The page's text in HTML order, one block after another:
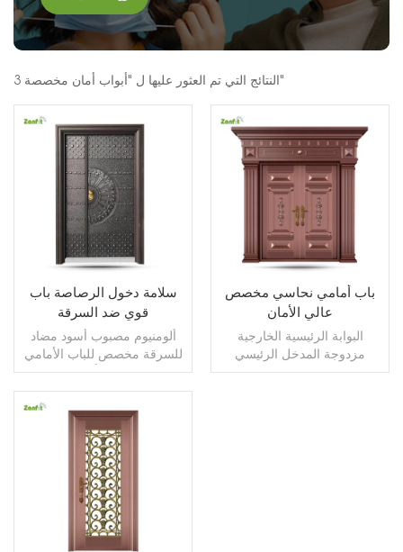
3 النتائج التي تم العثور عليها ل "أبواب أمان مخصصة"
سلامة دخول الرصاصة باب
قوي ضد السرقة
ألومنيوم مصبوب أسود مضاد
للسرقة مخصص للباب الأمامي
الأكثر أمانًا
اقرأ أكثر
باب أمامي نحاسي مخصص
عالي الأمان
البوابة الرئيسية الخارجية
مزدوجة المدخل الرئيسي
الأبواب الأمامية تصميم بوابة